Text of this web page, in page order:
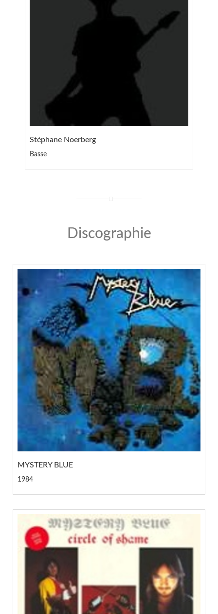
Stéphane Noerberg
Basse
Discographie
MYSTERY BLUE
1984